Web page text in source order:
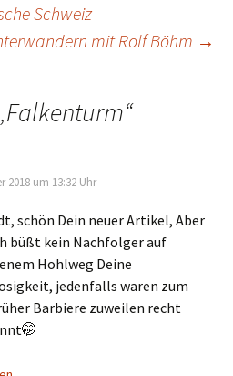
Schweiz
mit Rolf Böhm →
Falkenturm“
2018 um 13:32 Uhr
schön Dein neuer Artikel, Aber
büßt kein Nachfolger auf
Hohlweg Deine
jedenfalls waren zum
Barbiere zuweilen recht